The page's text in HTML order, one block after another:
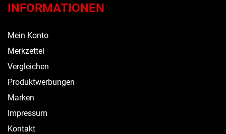
INFORMATIONEN
Mein Konto
Merkzettel
Vergleichen
Produktwerbungen
Marken
Impressum
Kontakt